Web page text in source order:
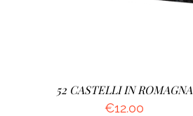
52 CASTELLI IN ROMAGNA
€12.00